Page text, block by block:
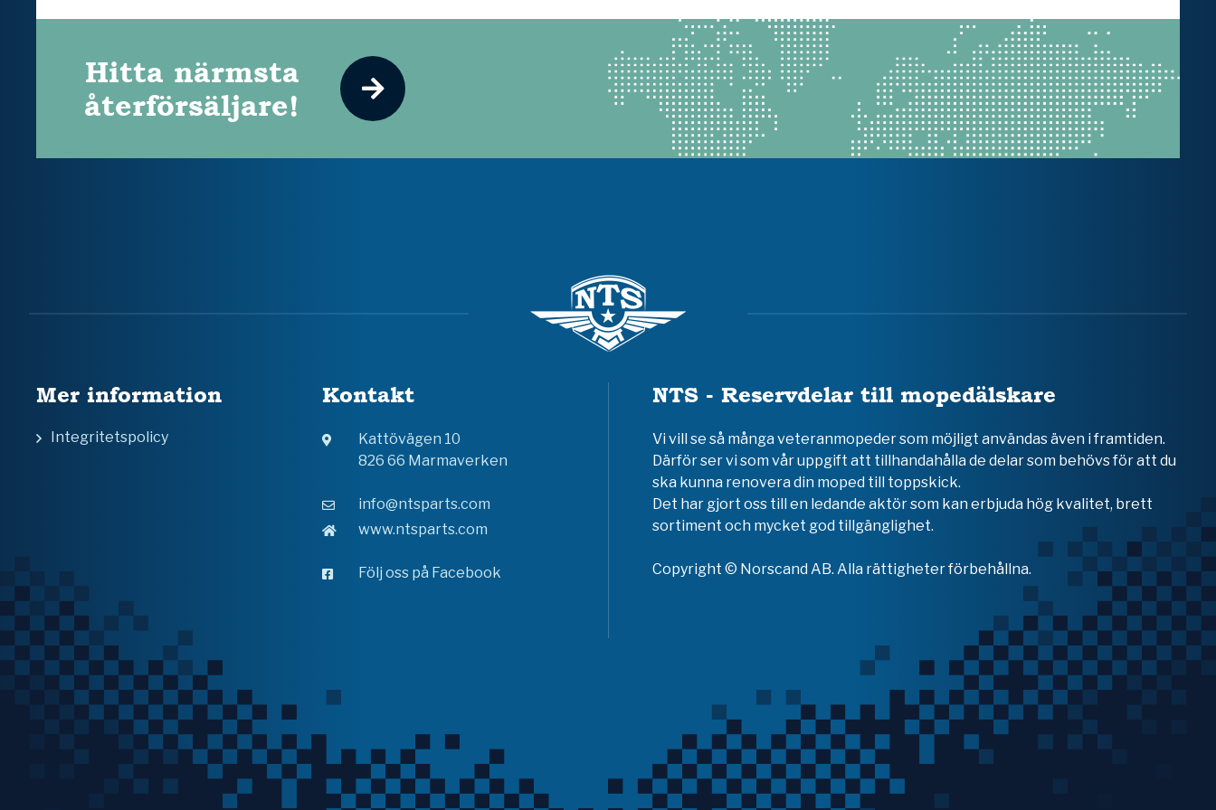
Hitta närmsta
återförsäljare!
Mer information
Integritetspolicy
Kontakt
Kattövägen 10
826 66 Marmaverken
info@ntsparts.com
www.ntsparts.com
Följ oss på Facebook
NTS - Reservdelar till mopedälskare
Vi vill se så många veteranmopeder som möjligt användas även i framtiden.
Därför ser vi som vår uppgift att tillhandahålla de delar som behövs för att du
ska kunna renovera din moped till toppskick.
Det har gjort oss till en ledande aktör som kan erbjuda hög kvalitet, brett
sortiment och mycket god tillgänglighet.
Copyright © Norscand AB. Alla rättigheter förbehållna.